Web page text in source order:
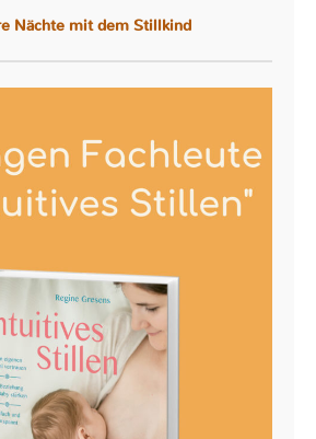
Nächte mit dem Stillkind